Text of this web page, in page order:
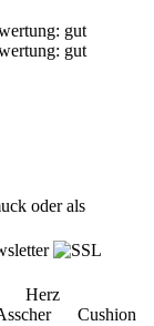
oder als
Herz
Cushion